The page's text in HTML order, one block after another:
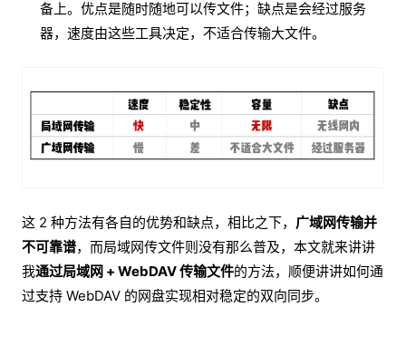
备上。优点是随时随地可以传文件；缺点是会经过服务
器，速度由这些工具决定，不适合传输大文件。
这 2 种方法有各自的优势和缺点，相比之下， 广域网传输并
不可靠谱，而局域网传文件则没有那么普及，本文就来讲讲
我通过局域网 + WebDAV 传输文件的方法，顺便讲讲如何通
过支持 WebDAV 的网盘实现相对稳定的双向同步。